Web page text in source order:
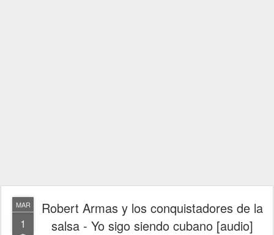
MAR
1
Robert Armas y los conquistadores de la
salsa - Yo sigo siendo cubano [audio]